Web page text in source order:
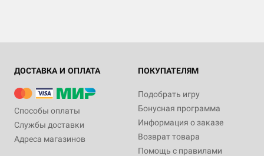
ДОСТАВКА И ОПЛАТА
Способы оплаты
Службы доставки
Адреса магазинов
ПОКУПАТЕЛЯМ
Подобрать игру
Бонусная программа
Информация о заказе
Возврат товара
Помощь с правилами